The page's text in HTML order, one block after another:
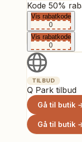
Kode 50%
Vis rabatkode
0
Vis rabatkode
0
TILBUD
Q Park tilbud
Gå til butik
Gå til butik